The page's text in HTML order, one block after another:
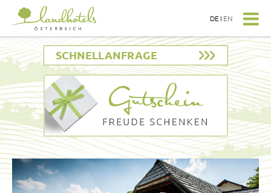
SCHNELLANFRAGE
DE I EN